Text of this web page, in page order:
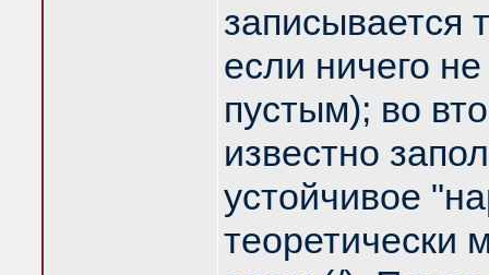
записывается
если ничего
пустым); во
известно
устойчивое
теоретически